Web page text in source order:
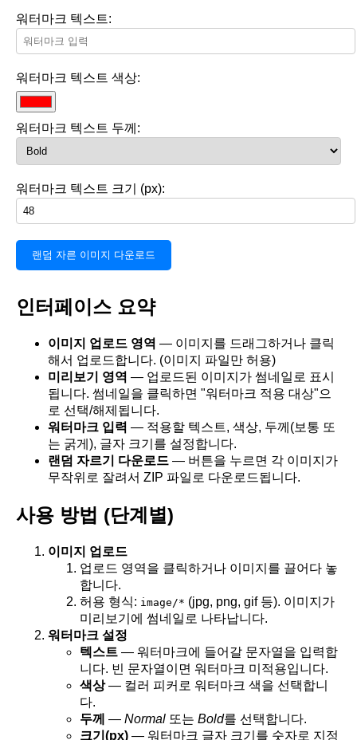
워터마크 텍스트:
워터마크 텍스트 색상:
워터마크 텍스트 두께:
워터마크 텍스트 크기 (px):
랜덤 자른 이미지 다운로드
인터페이스 요약
이미지 업로드 영역 — 이미지를 드래그하거나 클릭
해서 업로드합니다. (이미지 파일만 허용)
미리보기 영역 — 업로드된 이미지가 썸네일로 표시
됩니다. 썸네일을 클릭하면 "워터마크 적용 대상"으
로 선택/해제됩니다.
워터마크 입력 — 적용할 텍스트, 색상, 두께(보통 또
는 굵게), 글자 크기를 설정합니다.
랜덤 자르기 다운로드 — 버튼을 누르면 각 이미지가
무작위로 잘려서 ZIP 파일로 다운로드됩니다.
사용 방법 (단계별)
이미지 업로드
업로드 영역을 클릭하거나 이미지를 끌어다 놓
합니다.
허용 형식: image/* (jpg, png, gif 등). 이미지가
미리보기에 썸네일로 나타납니다.
워터마크 설정
텍스트 — 워터마크에 들어갈 문자열을 입력합
니다. 빈 문자열이면 워터마크 미적용입니다.
색상— 컬러 피커로 워터마크 색을 선택합니
다.
두께 — Normal 또는 Bold를 선택합니다.
크기(px) — 워터마크 글자 크기를 숫자로 지정